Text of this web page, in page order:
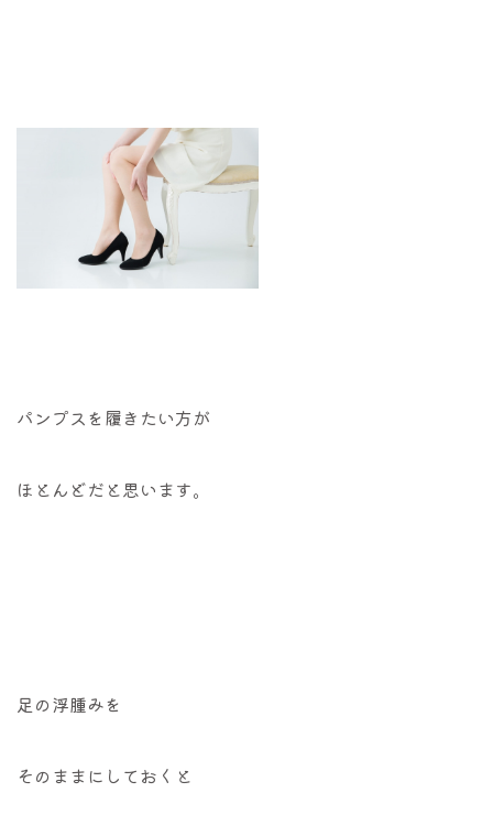
パンプスを履きたい方が
ほとんどだと思います。
足の浮腫みを
そのままにしておくと